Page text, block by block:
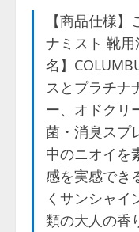
【商品仕様
ナミスト 靴用
名】
スとプラチナ
ー、オドクリ
菌・消臭スプ
中のニオイを
感を実感でき
くサンシャイ
類の大人の香